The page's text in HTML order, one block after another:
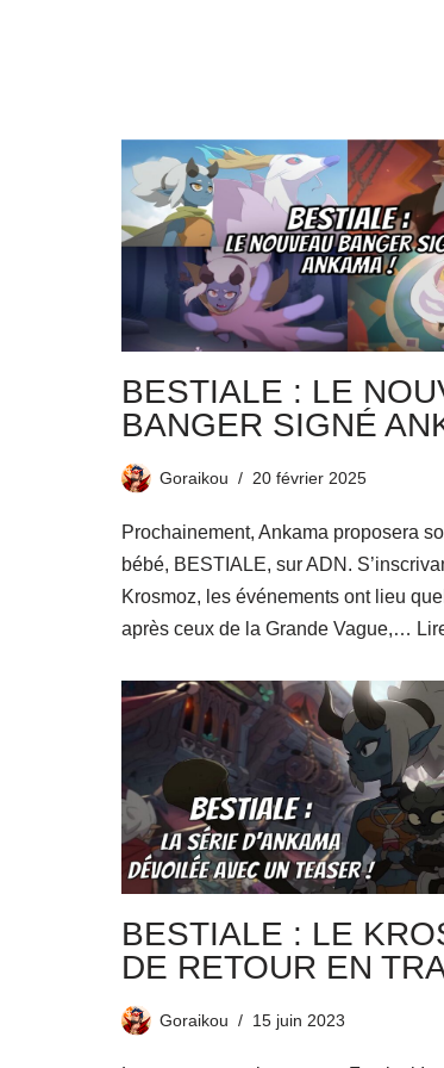
BESTIALE : LE
BANGER SIGNÉ
Goraikou 20 février 2025
Prochainement, Ankama proposera
bébé, BESTIALE, sur ADN.
Krosmoz, les événements ont lieu
après ceux de la Grande Vague,…
BESTIALE : LE
DE RETOUR EN
Goraikou 15 juin 2023